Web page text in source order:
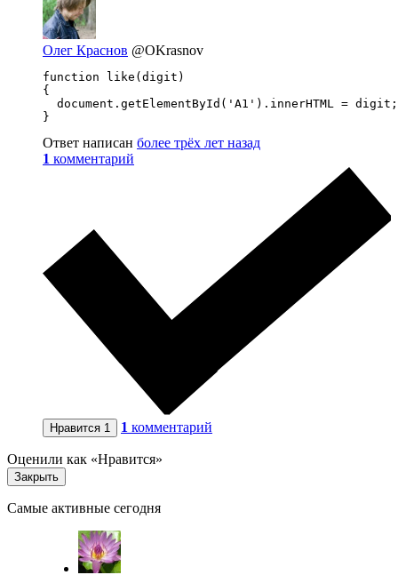
Олег Краснов @OKrasnov
function like(digit)
{
  document.getElementById('A1').innerHTML = digit;
}
Ответ написан более трёх лет назад
1 комментарий
Нравится 1 1 комментарий
Оценили как «Нравится»
Закрыть
Самые активные сегодня